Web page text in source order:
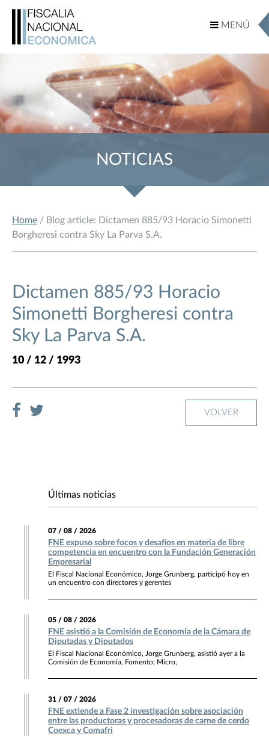
MENÚ
MENÚ
NOTICIAS
Home / Blog article: Dictamen 885/93 Horacio Simonetti
Borgheresi contra Sky La Parva S.A.
Dictamen 885/93 Horacio
Simonetti Borgheresi contra
Sky La Parva S.A.
10 / 12 / 1993
VOLVER
Últimas noticias
07 / 08 / 2026
FNE expuso sobre focos y desafíos en materia de libre
competencia en encuentro con la Fundación Generación
Empresarial
El Fiscal Nacional Económico, Jorge Grunberg, participó hoy en
un encuentro con directores y gerentes
05 / 08 / 2026
FNE asistió a la Comisión de Economía de la Cámara de
Diputadas y Diputados
El Fiscal Nacional Económico, Jorge Grunberg, asistió ayer a la
Comisión de Economía, Fomento; Micro,
31 / 07 / 2026
FNE extiende a Fase 2 investigación sobre asociación
entre las productoras y procesadoras de carne de cerdo
Coexca y Comafri